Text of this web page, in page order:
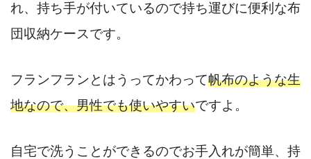
れ、持ち手が付いているので持ち運びに便利な布
団収納ケースです。
フランフランとはうってかわって帆布のような生
地なので、男性でも使いやすいですよ。
自宅で洗うことができるのでお手入れが簡単、持